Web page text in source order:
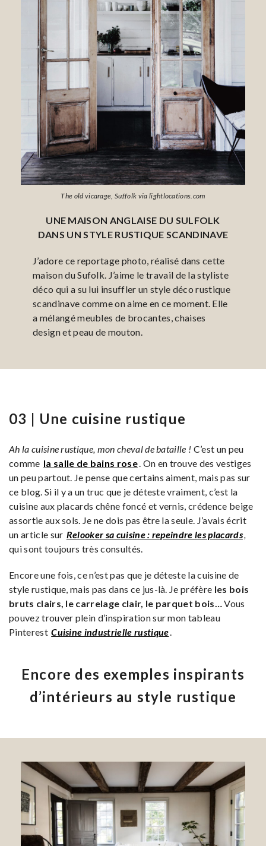
The old vicarage, Suffolk via lightlocations.com
UNE MAISON ANGLAISE DU SULFOLK
DANS UN STYLE RUSTIQUE SCANDINAVE
J’adore ce reportage photo, réalisé dans cette
maison du Sufolk. J’aime le travail de la styliste
déco qui a su lui insuffler un style déco rustique
scandinave comme on aime en ce moment. Elle
a mélangé meubles de brocantes, chaises
design et peau de mouton.
03 | Une cuisine rustique
Ah la cuisine rustique, mon cheval de bataille ! C’est un peu
comme la salle de bains rose . On en trouve des vestiges
un peu partout. Je pense que certains aiment, mais pas sur
ce blog. Si il y a un truc que je déteste vraiment, c’est la
cuisine aux placards chêne foncé et vernis, crédence beige
assortie aux sols. Je ne dois pas être la seule. J’avais écrit
un article sur Relooker sa cuisine : repeindre les placards
qui sont toujours très consultés.
Encore une fois, ce n’est pas que je déteste la cuisine de
style rustique, mais pas dans ce jus-là. Je préfère les bois
bruts clairs, le carrelage clair, le parquet bois
Vous
pouvez trouver plein d’inspiration sur mon tableau
Pinterest Cuisine industrielle rustique
Encore des exemples inspirants
d’intérieurs au style rustique